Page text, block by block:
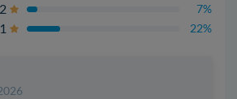
2 7%
1 22%